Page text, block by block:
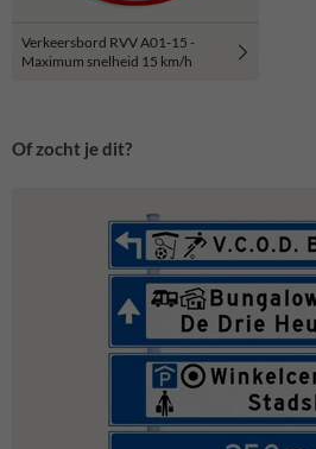
Verkeersbord RVV A01-15 -
Maximum snelheid 15 km/h
Of zocht je dit?